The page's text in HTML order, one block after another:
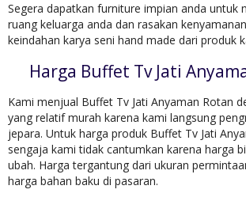
Segera dapatkan furniture impian anda untuk
ruang keluarga anda dan rasakan
keindahan karya seni hand made dari produk
Harga Buffet Tv Jati
Kami menjual Buffet Tv Jati Anyaman Rotan
yang relatif murah karena kami langsung
jepara. Untuk harga produk Buffet Tv Jati
sengaja kami tidak cantumkan karena harga
ubah. Harga tergantung dari ukuran
harga bahan baku di pasaran.